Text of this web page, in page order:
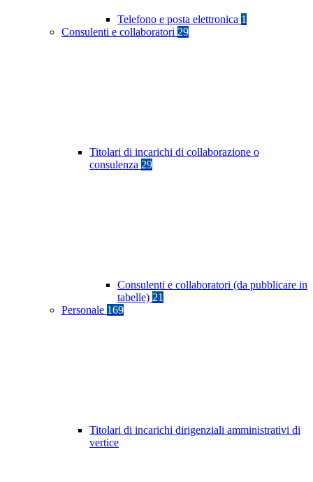
Telefono e posta elettronica 1
Consulenti e collaboratori 29
Titolari di incarichi di collaborazione o
consulenza 29
Consulenti e collaboratori (da pubblicare in
tabelle) 21
Personale 169
Titolari di incarichi dirigenziali amministrativi di
vertice